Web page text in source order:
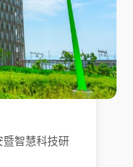
暨智慧科技研